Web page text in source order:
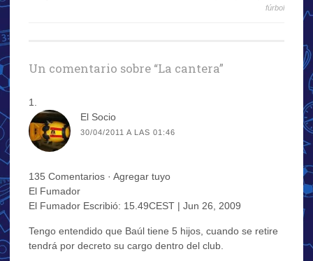
fúrbol
Un comentario sobre “La cantera”
El Socio
30/04/2011 A LAS 01:46
135 Comentarios · Agregar tuyo
El Fumador
El Fumador Escribió: 15.49CEST | Jun 26, 2009
Tengo entendido que Baúl tiene 5 hijos, cuando se retire
tendrá por decreto su cargo dentro del club.